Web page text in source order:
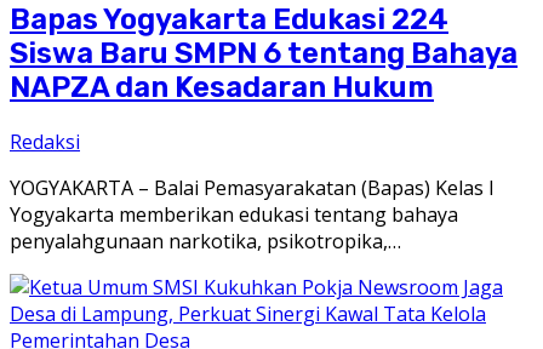
Bapas Yogyakarta Edukasi 224
Siswa Baru SMPN 6 tentang Bahaya
NAPZA dan Kesadaran Hukum
Redaksi
YOGYAKARTA – Balai Pemasyarakatan (Bapas) Kelas I
Yogyakarta memberikan edukasi tentang bahaya
penyalahgunaan narkotika, psikotropika,…